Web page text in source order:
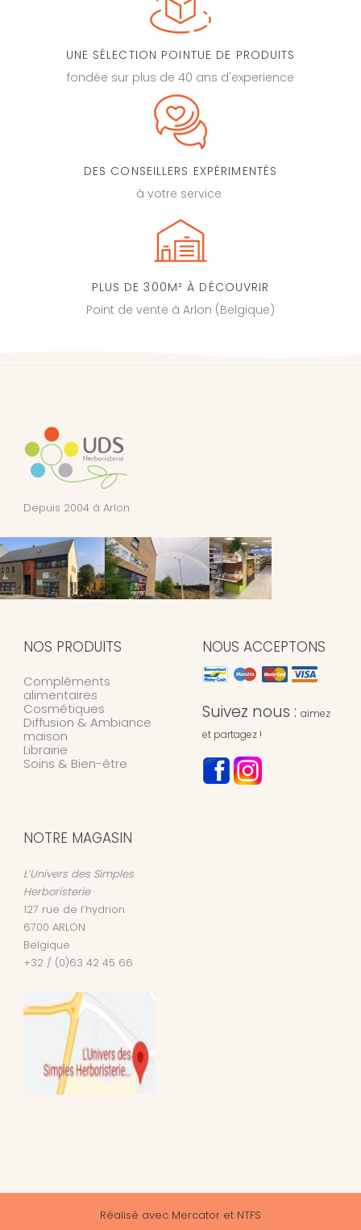
UNE SÉLECTION POINTUE DE PRODUITS
fondée sur plus de 40 ans d'experience
DES CONSEILLERS EXPÉRIMENTÉS
à votre service
PLUS DE 300M² À DÉCOUVRIR
Point de vente à Arlon (Belgique)
Depuis 2004 à Arlon
NOS PRODUITS
Compléments
alimentaires
Cosmétiques
Diffusion & Ambiance
maison
Librairie
Soins & Bien-être
NOUS ACCEPTONS
Suivez nous : aimez
et partagez !
NOTRE MAGASIN
L’Univers des Simples
Herboristerie
127 rue de l’hydrion
6700 ARLON
Belgique
+32 / (0)63 42 45 66
Réalisé avec Mercator et NTFS